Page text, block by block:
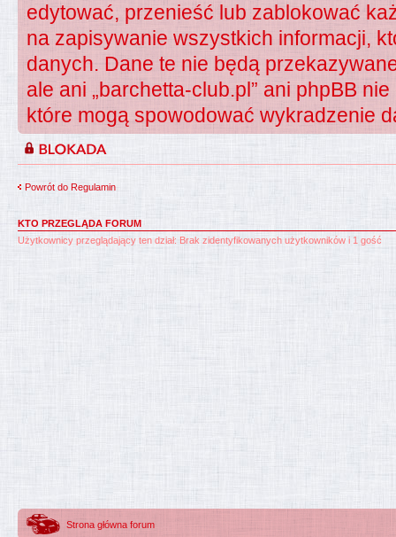
edytować, przenieść lub zablokować
na zapisywanie wszystkich informacji,
danych. Dane te nie będą
ale ani „barchetta-club.pl” ani phpBB
które mogą spowodować wykradzenie
Powrót do Regulamin
KTO PRZEGLĄDA FORUM
Użytkownicy przeglądający ten dział: Brak zidentyfikowanych użytkowników i 1 gość
Strona główna forum